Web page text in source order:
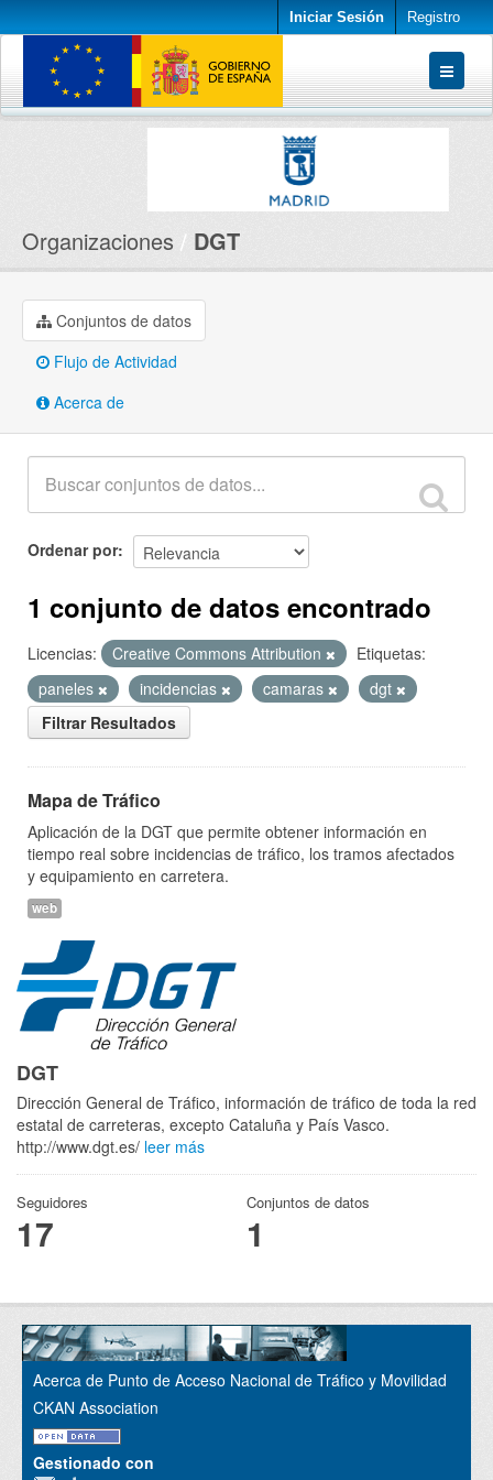
Iniciar Sesión Registro
Conjuntos de datos
Organizaciones DGT
Conjuntos de datos
Flujo de Actividad
Acerca de
Ordenar por
1 conjunto de datos encontrado
Licencias: Creative Commons Attribution
Etiquetas:
paneles
incidencias camaras
dgt
Filtrar Resultados
Mapa de Tráfico
Aplicación de la DGT que permite obtener información en
tiempo real sobre incidencias de tráfico, los tramos afectados
y equipamiento en carretera.
web
DGT
Dirección General de Tráfico, información de tráfico de toda la red
estatal de carreteras, excepto Cataluña y País Vasco.
http://www.dgt.es/ leer más
Seguidores
17
Conjuntos de datos
1
Acerca de Punto de Acceso Nacional de Tráfico y Movilidad
CKAN Association
Gestionado con